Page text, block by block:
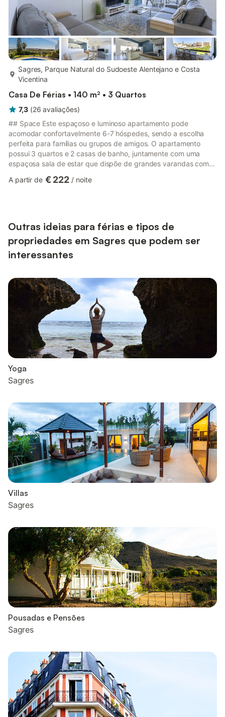
mais...
Sagres, Parque Natural do Sudoeste Alentejano e Costa
Vicentina
Casa De Férias • 140 m² • 3 Quartos
7,3 (26 avaliações)
## Space Este espaçoso e luminoso apartamento pode
acomodar confortavelmente 6-7 hóspedes, sendo a escolha
perfeita para famílias ou grupos de amigos. O apartamento
possui 3 quartos e 2 casas de banho, juntamente com uma
espaçosa sala de estar que dispõe de grandes varandas com
O apartamento está totalmente equipado com todas as
café Delta Q para garantir que...
A partir de € 222 / noite
Outras ideias para férias e tipos de
propriedades em Sagres que podem ser
interessantes
Yoga
Sagres
Villas
Sagres
Pousadas e Pensões
Sagres